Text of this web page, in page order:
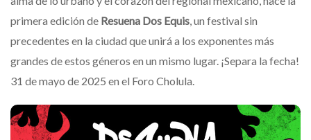
primera edición de Resuena Dos Equis , un festival sin
precedentes en la ciudad que unirá a los exponentes más
grandes de estos géneros en un mismo lugar. ¡Separa la fecha!
31 de mayo de 2025 en el Foro Cholula.